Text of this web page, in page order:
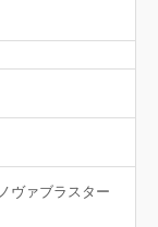
ノヴァブラスター